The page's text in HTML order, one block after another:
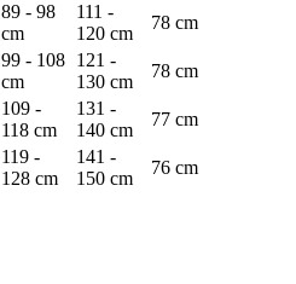
89 - 98
cm
111 -
120 cm
78 cm
99 - 108
cm
121 -
130 cm
78 cm
109 -
118 cm
131 -
140 cm
77 cm
119 -
128 cm
141 -
150 cm
76 cm